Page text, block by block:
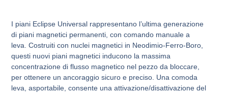
I piani Eclipse Universal rappresentano l’ultima generazione
di piani magnetici permanenti, con comando manuale a
leva. Costruiti con nuclei magnetici in Neodimio-Ferro-Boro,
questi nuovi piani magnetici inducono la massima
concentrazione di flusso magnetico nel pezzo da bloccare,
per ottenere un ancoraggio sicuro e preciso. Una comoda
leva, asportabile, consente una attivazione/disattivazione del